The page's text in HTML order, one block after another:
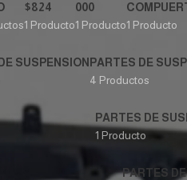
$824
1 Producto
000
1 Producto1 Producto
SUSPENSION PARTES DE
4 Productos
PARTES DE
1 Producto
PARTES